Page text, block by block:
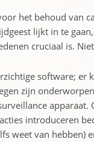
het behoud van
lijkt in te
cruciaal is.
software; er
zijn
introduceren
weet van hebben)